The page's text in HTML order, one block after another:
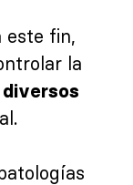
este fin,
la